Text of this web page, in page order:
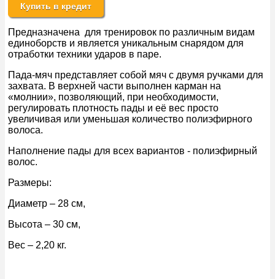
Купить в кредит
Предназначена для тренировок по различным видам
единоборств и является уникальным снарядом для
отработки техники ударов в паре.
Пада-мяч представляет собой мяч с двумя ручками для
захвата. В верхней части выполнен карман на
«молнии», позволяющий, при необходимости,
регулировать плотность пады и её вес просто
увеличивая или уменьшая количество полиэфирного
волоса.
Наполнение пады для всех вариантов - полиэфирный
волос.
Размеры:
Диаметр – 28 см,
Высота – 30 см,
Вес – 2,20 кг.